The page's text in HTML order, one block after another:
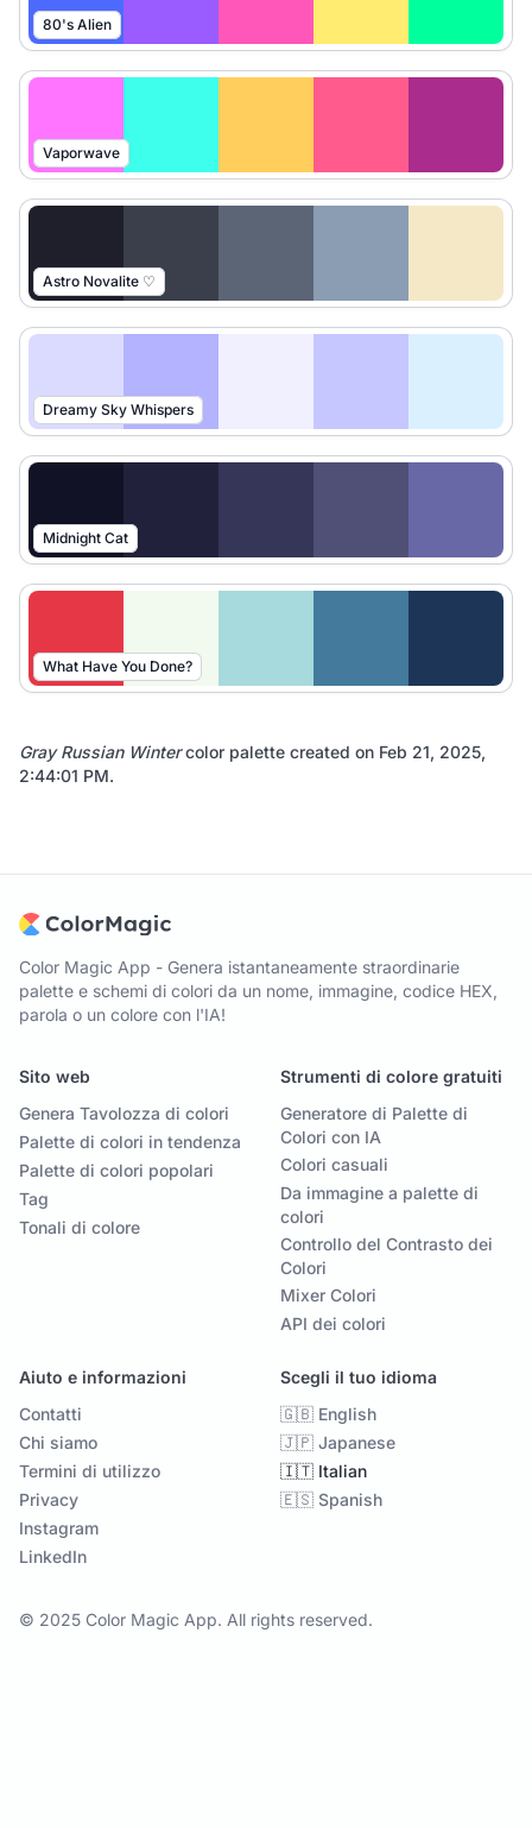
80's Alien
Vaporwave
Astro Novalite ♡
Dreamy Sky Whispers
Midnight Cat
What Have You Done?
Gray Russian Wintercolor palette created on Feb 21, 2025,
2:44:01 PM.
Color Magic App - Genera istantaneamente straordinarie
palette e schemi di colori da un nome, immagine, codice HEX,
parola o un colore con l'IA!
Sito web
Genera Tavolozza di colori
Palette di colori in tendenza
Palette di colori popolari
Tag
Tonali di colore
Strumenti di colore gratuiti
Generatore di Palette di
Colori con IA
Colori casuali
Da immagine a palette di
colori
Controllo del Contrasto dei
Colori
Mixer Colori
API dei colori
Aiuto e informazioni
Contatti
Chi siamo
Termini di utilizzo
Privacy
Instagram
LinkedIn
Scegli il tuo idioma
🇬🇧 English
🇯🇵 Japanese
🇮🇹 Italian
🇪🇸 Spanish
© 2025 Color Magic App. All rights reserved.